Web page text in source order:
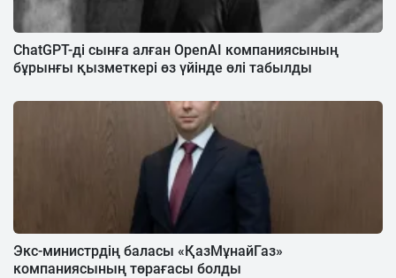
ChatGPT-ді сынға алған OpenAI компаниясының
бұрынғы қызметкері өз үйінде өлі табылды
Экс-министрдің баласы «ҚазМұнайГаз»
компаниясының төрағасы болды